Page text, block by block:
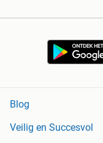
Blog
Veilig en Succesvol